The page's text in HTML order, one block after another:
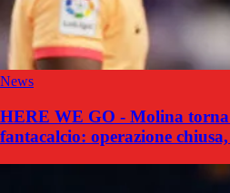
News
HERE WE GO - Molina
fantacalcio: operazione